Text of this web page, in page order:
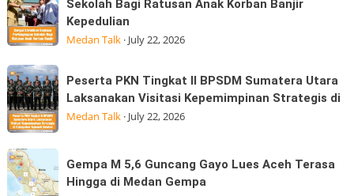
Membayar
MK
tanjakan
di
Marindal
dijalan
Tritura
Sergai
Serahkan
Bantuan
Perlengkapan
Sekolah
Bagi
Ratusan
Anak
Korban
Banjir
Sekolah Bagi Ratusan Anak Korban Banjir
Kepedulian
Medan Talk· July 22, 2026
Peserta
PKN
Tingkat
II
BPSDM
Sumatera
Utara
Peserta PKN Tingkat II BPSDM Sumatera Utara
Laksanakan Visitasi Kepemimpinan Strategis di
Medan Talk· July 22, 2026
Gempa
M
Gempa M 5,6 Guncang Gayo Lues Aceh Terasa
Hingga di Medan Gempa